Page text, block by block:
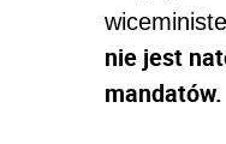
nie jest
mandatów.